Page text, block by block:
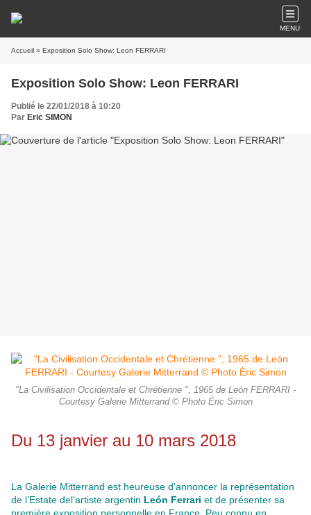
MENU
Accueil » Exposition Solo Show: Leon FERRARI
Exposition Solo Show: Leon FERRARI
Publié le 22/01/2018 à 10:20
Par Eric SIMON
"La Civilisation Occidentale et Chrétienne ", 1965 de León FERRARI -
Courtesy Galerie Mitterrand © Photo Éric Simon
Du 13 janvier au 10 mars 2018
La Galerie Mitterrand est heureuse d’annoncer la représentation
de l’Estate del’artiste argentin León Ferrari et de présenter sa
première exposition personnelle en France. Peu connu en